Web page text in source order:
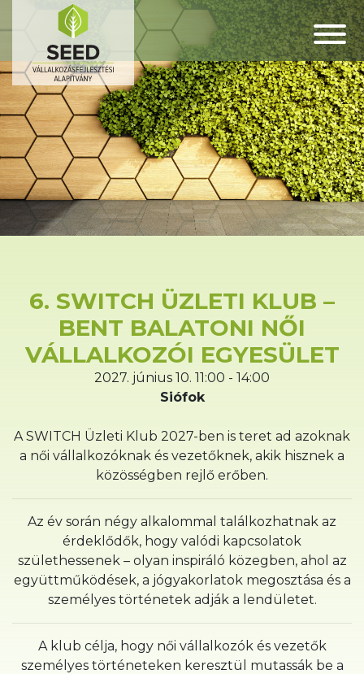
6. SWITCH ÜZLETI KLUB –
BENT BALATONI NŐI
VÁLLALKOZÓI EGYESÜLET
2027. június 10. 11:00 - 14:00
Siófok
A SWITCH Üzleti Klub 2027-ben is teret ad azoknak
a női vállalkozóknak és vezetőknek, akik hisznek a
közösségben rejlő erőben.
Az év során négy alkalommal találkozhatnak az
érdeklődők, hogy valódi kapcsolatok
születhessenek – olyan inspiráló közegben, ahol az
együttműködések, a jógyakorlatok megosztása és a
személyes történetek adják a lendületet.
A klub célja, hogy női vállalkozók és vezetők
személyes történeteken keresztül mutassák be a